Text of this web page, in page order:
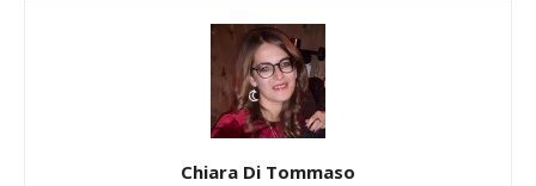
Chiara Di Tommaso